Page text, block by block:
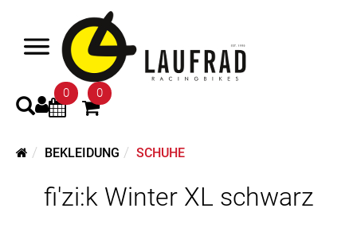
0 0
BEKLEIDUNG SCHUHE
fi'zi:k Winter XL schwarz